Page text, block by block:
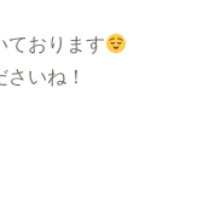
ております
いね！